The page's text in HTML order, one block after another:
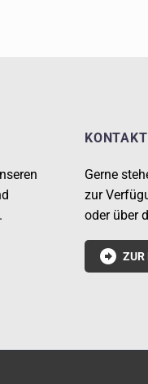
KONTAKT
Gerne
zur
oder über
 ZUR